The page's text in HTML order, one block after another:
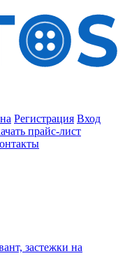
Регистрация Вход
прайс-лист
застежки на